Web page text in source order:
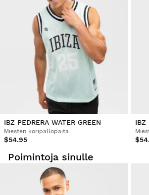
Voit helposti ja nopeasti palauttaa
käyttäjätilisi kautta.
Hyvitys alkuperäiselle maksutavallesi.
IBZ PEDRERA WATER GREEN
Miesten koripallopaita
$54.95
IBZ
Poimintoja sinulle